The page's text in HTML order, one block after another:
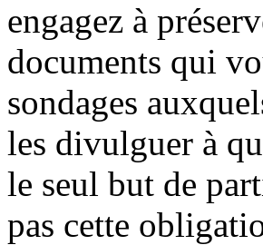
engagez à
documents qui
sondages
les divulguer à
le seul but de
pas cette